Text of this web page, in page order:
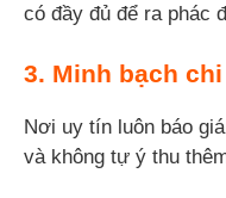
có đầy đủ để ra phác
3. Minh bạch
Nơi uy tín luôn báo
và không tự ý thu